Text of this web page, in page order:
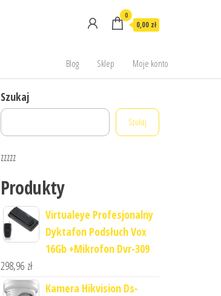
0
0,00 zł
Blog Sklep Moje konto
Szukaj
Szukaj
zzzzz
Produkty
Virtualeye Profesjonalny
Dyktafon Podsłuch Vox
16Gb +Mikrofon Dvr-309
298,96 zł
Kamera Hikvision Ds-